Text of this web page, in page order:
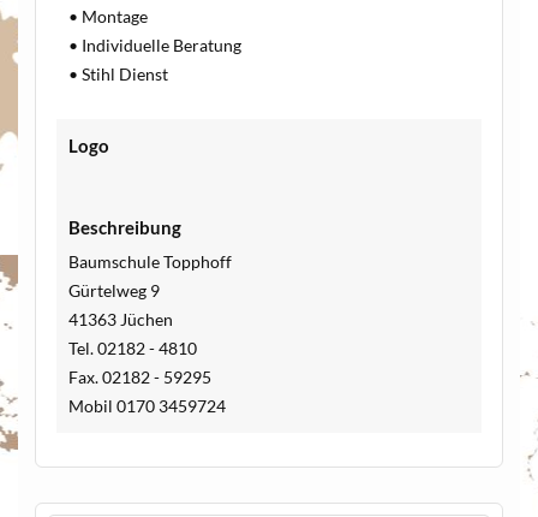
• Montage
• Individuelle Beratung
• Stihl Dienst
Logo
Beschreibung
Baumschule Topphoff
Gürtelweg 9
41363 Jüchen
Tel. 02182 - 4810
Fax. 02182 - 59295
Mobil 0170 3459724